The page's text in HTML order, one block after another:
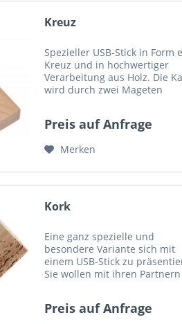
Kreuz
Spezieller USB-Stick in Form
Kreuz und in hochwertiger
Verarbeitung aus Holz. Die
wird durch zwei Mageten
werden. An der oben
oder...
Preis auf Anfrage
Merken
Kork
Eine ganz spezielle und
besondere Variante sich mit
einem USB-Stick zu
Sie wollen mit ihren Partnern
exquisitem
Preis auf Anfrage